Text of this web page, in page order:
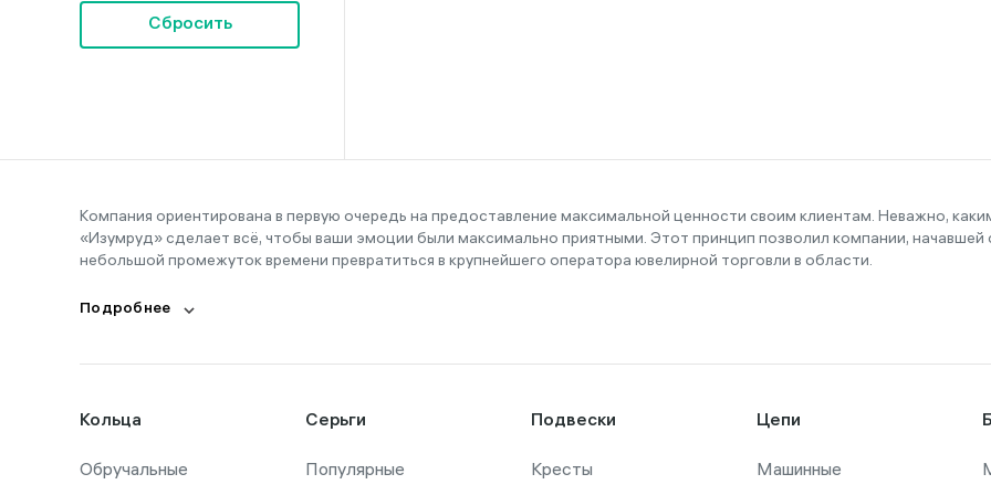
16-20
17
18
19
20
21,5
22
Сбросить
Компания ориентирована в первую очередь на предоставление максимальной ценности своим клиентам. Неважно,
«Изумруд» сделает всё, чтобы ваши эмоции были максимально приятными. Этот принцип позволил компании, начавшей
небольшой промежуток времени превратиться в крупнейшего оператора ювелирной торговли в области.
Подробнее
Кольца
Обручальные
Серьги
Популярные
Подвески
Кресты
Цепи
Машинные